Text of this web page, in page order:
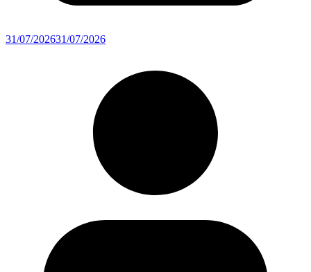
31/07/202631/07/2026